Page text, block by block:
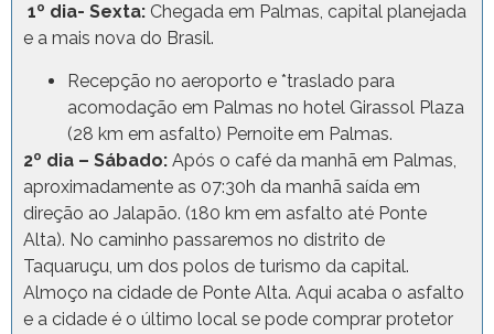
1º dia- Sexta: Chegada em Palmas, capital planejada
e a mais nova do Brasil.
Recepção no aeroporto e *traslado para
acomodação em Palmas no hotel Girassol Plaza
(28 km em asfalto) Pernoite em Palmas.
2º dia – Sábado: Após o café da manhã em Palmas,
aproximadamente as 07:30h da manhã saída em
direção ao Jalapão. (180 km em asfalto até Ponte
Alta). No caminho passaremos no distrito de
Taquaruçu, um dos polos de turismo da capital.
Almoço na cidade de Ponte Alta. Aqui acaba o asfalto
e a cidade é o último local se pode comprar protetor